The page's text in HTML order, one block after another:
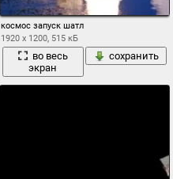
космос запуск шатл
1920 x 1200, 515 кБ
во весь
экран
сохранить